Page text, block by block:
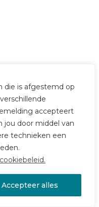
die is afgestemd op
accepteert
door middel van
technieken een
Accepteer alles